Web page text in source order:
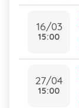
16/03
15:00
27/04
15:00